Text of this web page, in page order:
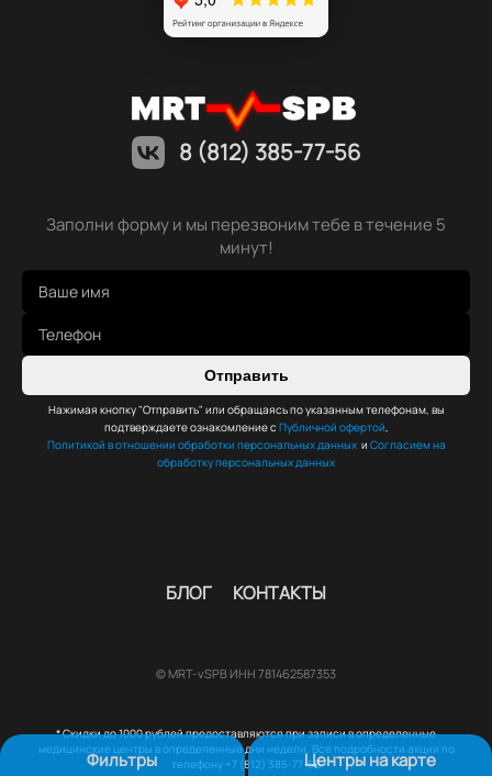
Фильтры Центры на карте
8 (812) 385-77-56
Заполни форму и мы перезвоним тебе в течение 5
минут!
Отправить
Нажимая кнопку "Отправить" или обращаясь по указанным телефонам, вы
подтверждаете ознакомление с Публичной офертой,
Политикой в отношении обработки персональных данных и Согласием на
обработку персональных данных
БЛОГ КОНТАКТЫ
© MRT-vSPB ИНН 781462587353
* Скидки до 1000 рублей предоставляются при записи в определенные
медицинские центры в определенные дни недели. Все подробности акции по
телефону +7 (812) 385-77-56